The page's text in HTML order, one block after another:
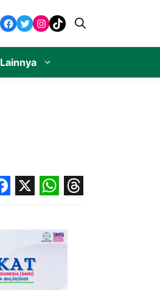
Facebook
Twitter
Instagram
TikTok
Lainnya